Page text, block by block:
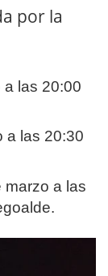
por la
las 20:00
a las 20:30
marzo a las